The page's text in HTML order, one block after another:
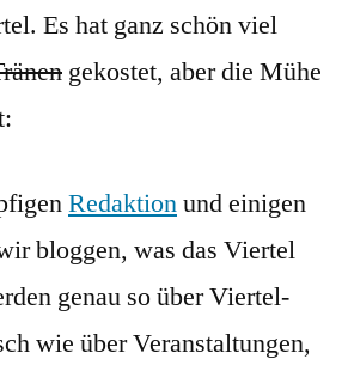
Es hat ganz schön viel
gekostet, aber die Mühe
Redaktionund einigen
bloggen, was das Viertel
genau so über Viertel-
wie über Veranstaltungen,